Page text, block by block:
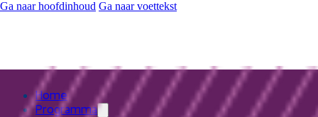
Ga naar hoofdinhoud Ga naar voettekst
Home
Programma